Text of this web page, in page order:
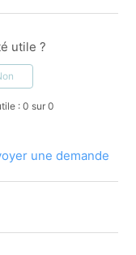
utile ?
: 0 sur 0
une demande